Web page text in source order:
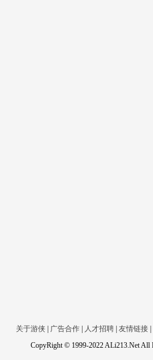
关于游侠 广告合作 人才招聘 友情链接
CopyRight © 1999-2022 ALi213.Net